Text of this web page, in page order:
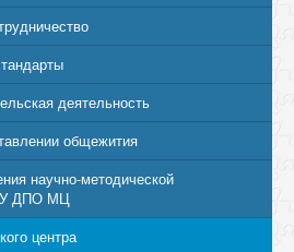
деятельность
общежития
научно-методической
ДПО МЦ
центра